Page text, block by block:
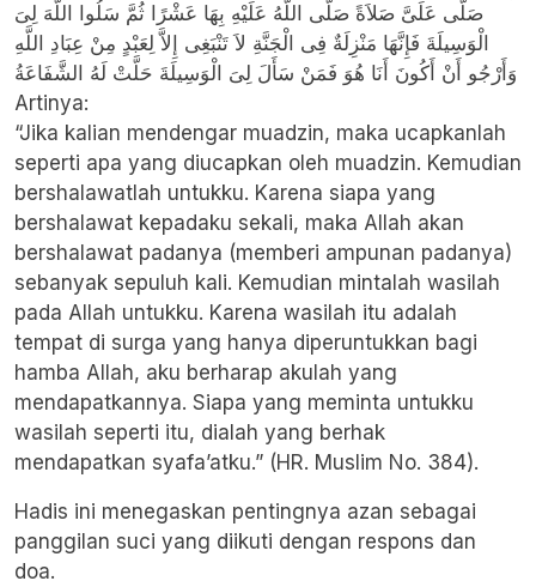
صَلَّى عَلَىَّ صَلاَةً صَلَّى اللَّهُ عَلَيْهِ بِهَا عَشْرًا ثُمَّ سَلُوا اللَّهَ لِىَ
الْوَسِيلَةَ فَإِنَّهَا مَنْزِلَةٌ فِى الْجَنَّةِ لاَ تَنْبَغِى إِلاَّ لِعَبْدٍ مِنْ عِبَادِ اللَّهِ
وَأَرْجُو أَنْ أَكُونَ أَنَا هُوَ فَمَنْ سَأَلَ لِىَ الْوَسِيلَةَ حَلَّتْ لَهُ الشَّفَاعَةُ
Artinya:
“Jika kalian mendengar muadzin, maka ucapkanlah
seperti apa yang diucapkan oleh muadzin. Kemudian
bershalawatlah untukku. Karena siapa yang
bershalawat kepadaku sekali, maka Allah akan
bershalawat padanya (memberi ampunan padanya)
sebanyak sepuluh kali. Kemudian mintalah wasilah
pada Allah untukku. Karena wasilah itu adalah
tempat di surga yang hanya diperuntukkan bagi
hamba Allah, aku berharap akulah yang
mendapatkannya. Siapa yang meminta untukku
wasilah seperti itu, dialah yang berhak
mendapatkan syafa’atku.” (HR. Muslim No. 384).
Hadis ini menegaskan pentingnya azan sebagai
panggilan suci yang diikuti dengan respons dan
doa.